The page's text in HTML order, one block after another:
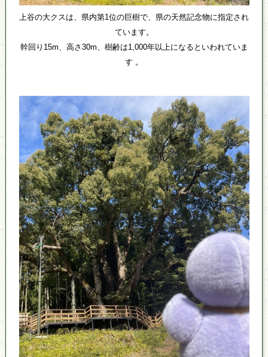
上谷の大クスは、県内第1位の巨樹で、県の天然記念物に指定され
ています。
幹回り15m、高さ30m、樹齢は1,000年以上になるといわれていま
す 。